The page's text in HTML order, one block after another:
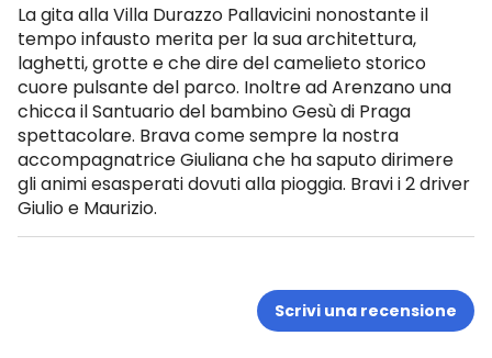
La gita alla Villa Durazzo Pallavicini nonostante il
tempo infausto merita per la sua architettura,
laghetti, grotte e che dire del camelieto storico
cuore pulsante del parco. Inoltre ad Arenzano una
chicca il Santuario del bambino Gesù di Praga
spettacolare. Brava come sempre la nostra
accompagnatrice Giuliana che ha saputo dirimere
gli animi esasperati dovuti alla pioggia. Bravi i 2 driver
Giulio e Maurizio.
Scrivi una recensione